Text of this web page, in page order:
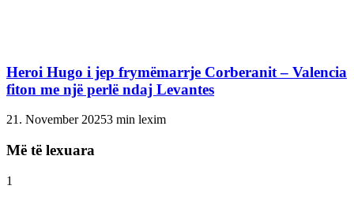
Heroi Hugo i jep frymëmarrje Corberanit – Valencia
fiton me një perlë ndaj Levantes
21. November 20253 min lexim
Më të lexuara
1